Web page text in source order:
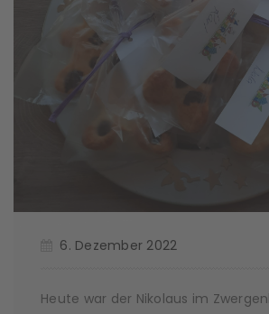
6. Dezember 2022
Heute war der Nikolaus im